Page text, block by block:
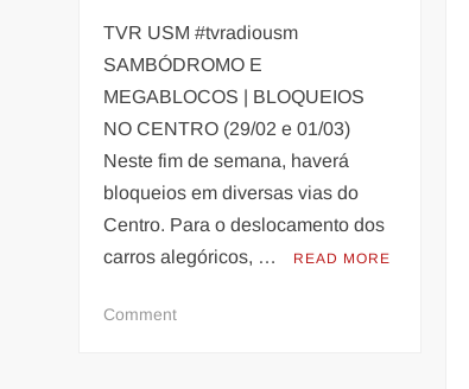
TVR USM #tvradiousm
SAMBÓDROMO E
MEGABLOCOS | BLOQUEIOS
NO CENTRO (29/02 e 01/03)
Neste fim de semana, haverá
bloqueios em diversas vias do
Centro. Para o deslocamento dos
carros alegóricos, …
READ MORE
Commenton